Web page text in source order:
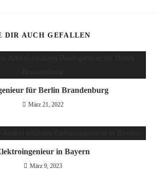
DIR AUCH GEFALLEN
für Berlin Brandenburg
März 21, 2022
in Bayern
März 9, 2023